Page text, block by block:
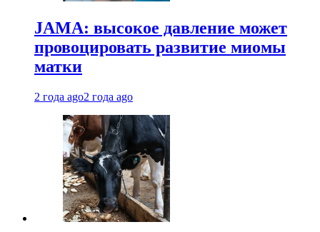
JAMA: высокое давление может
провоцировать развитие миомы
матки
2 года ago2 года ago